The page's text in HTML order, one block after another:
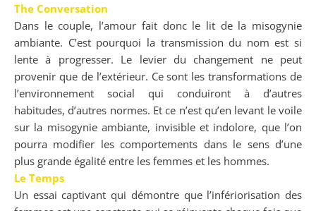
The Conversation
Dans le couple, l’amour fait donc le lit de la misogynie
ambiante. C’est pourquoi la transmission du nom est si
lente à progresser. Le levier du changement ne peut
provenir que de l’extérieur. Ce sont les transformations de
l’environnement social qui conduiront à d’autres
habitudes, d’autres normes. Et ce n’est qu’en levant le voile
sur la misogynie ambiante, invisible et indolore, que l’on
pourra modifier les comportements dans le sens d’une
plus grande égalité entre les femmes et les hommes.
Le Temps
Un essai captivant qui démontre que l’infériorisation des